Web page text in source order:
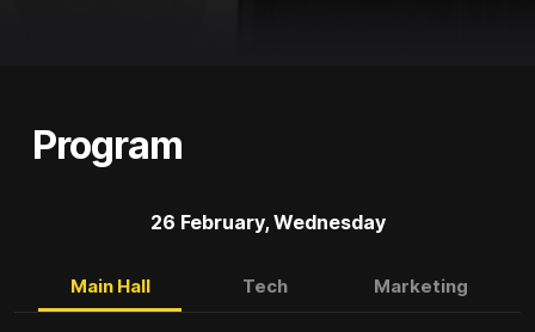
Program
26 February, Wednesday
Main Hall Tech Marketing